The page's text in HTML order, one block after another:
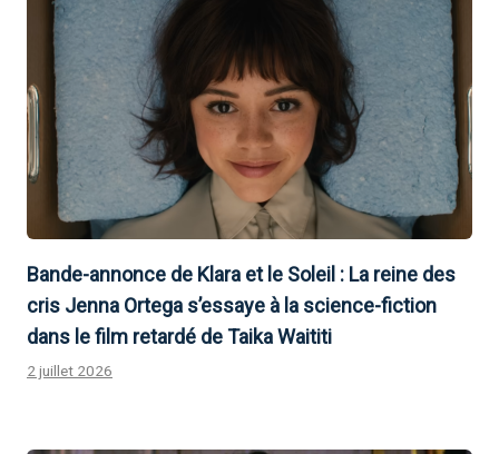
Bande-annonce de Klara et le Soleil : La reine des
cris Jenna Ortega s’essaye à la science-fiction
dans le film retardé de Taika Waititi
2 juillet 2026